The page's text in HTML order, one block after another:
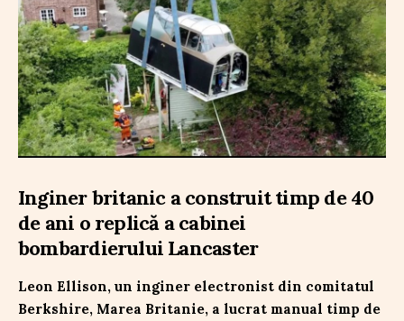
Inginer britanic a construit timp de 40
de ani o replică a cabinei
bombardierului Lancaster
Leon Ellison, un inginer electronist din comitatul
Berkshire, Marea Britanie, a lucrat manual timp de